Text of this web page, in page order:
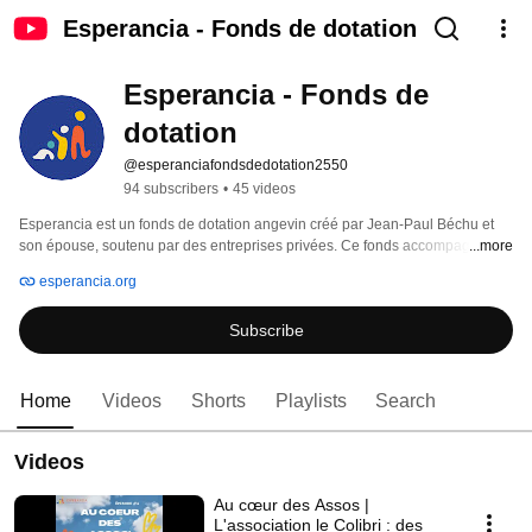
Esperancia - Fonds de dotation
Esperancia - Fonds de
dotation
@esperanciafondsdedotation2550
94 subscribers • 45 videos
Esperancia est un fonds de dotation angevin créé par Jean-Paul Béchu et
son épouse, soutenu par des entreprises privées. Ce fonds accompagne et
les enfants et les jeunes défavorisés dans leur développement afin de leur
permettre de devenir des adultes autonomes financièrement et capables de
prendre toute leur place dans la société. Pour plus d’informations, consultez
: www.esperancia.org
...more
esperancia.org
Subscribe
Home Videos Shorts Playlists Search
Videos
Au cœur des Assos |
L'association le Colibri : des